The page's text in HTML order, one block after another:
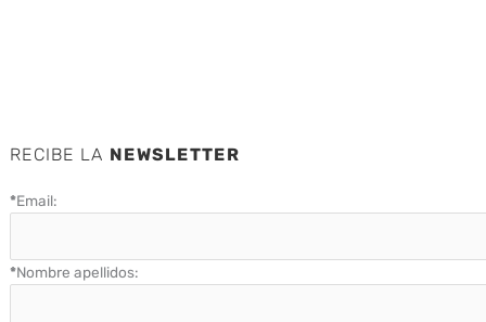
RECIBE LA NEWSLETTER
*Email:
*Nombre apellidos: